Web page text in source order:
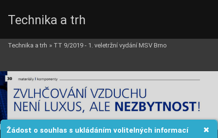
Žádost o souhlas s ukládáním volitelných informací
Technika a trh
Technika a trh » TT 9/2019 - 1. veletržní vydání MSV Brno